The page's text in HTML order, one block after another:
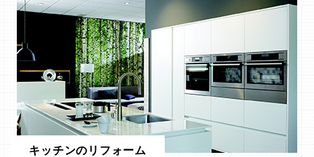
キッチンのリフォーム